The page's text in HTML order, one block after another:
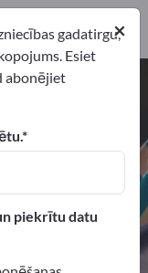
Ražotājs7
Izplatītāji1×
gadatirgu,
Esiet
abonējiet
piekrītu datu